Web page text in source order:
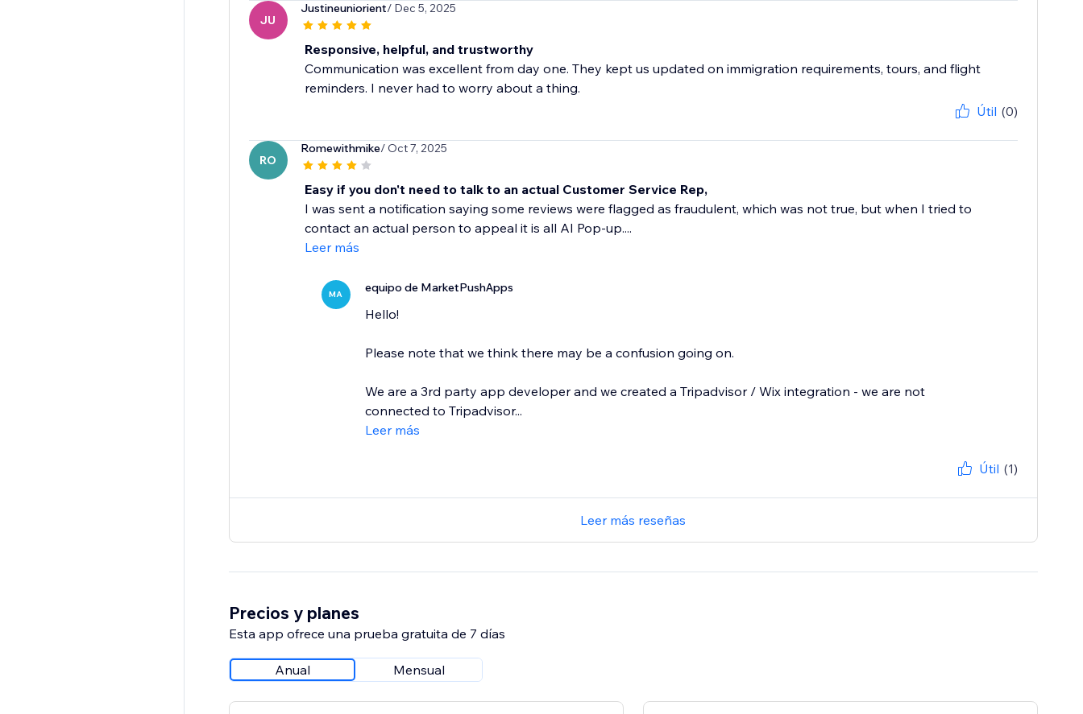
JU
Justineuniorient/ Dec 5, 2025
Responsive, helpful, and trustworthy
Communication was excellent from day one. They kept us updated on immigration requirements, tours, and flight
reminders. I never had to worry about a thing.
Útil (0)
RO
Romewithmike/ Oct 7, 2025
Easy if you don't need to talk to an actual Customer Service Rep,
I was sent a notification saying some reviews were flagged as fraudulent, which was not true, but when I tried to
contact an actual person to appeal it is all AI Pop-up....
Leer más
MA equipo de MarketPushApps
Hello!
Please note that we think there may be a confusion going on.
We are a 3rd party app developer and we created a Tripadvisor / Wix integration - we are not
connected to Tripadvisor...
Leer más
Útil (1)
Leer más reseñas
Precios y planes
Esta app ofrece una prueba gratuita de 7 días
Anual Mensual